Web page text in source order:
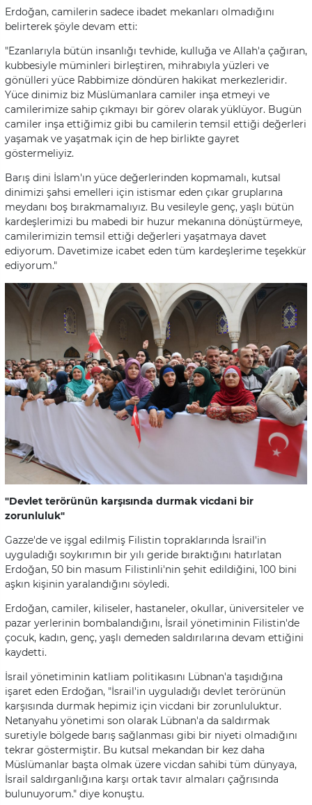
Erdoğan, camilerin sadece ibadet mekanları olmadığını
belirterek şöyle devam etti:
"Ezanlarıyla bütün insanlığı tevhide, kulluğa ve Allah'a çağıran,
kubbesiyle müminleri birleştiren, mihrabıyla yüzleri ve
gönülleri yüce Rabbimize döndüren hakikat merkezleridir.
Yüce dinimiz biz Müslümanlara camiler inşa etmeyi ve
camilerimize sahip çıkmayı bir görev olarak yüklüyor. Bugün
camiler inşa ettiğimiz gibi bu camilerin temsil ettiği değerleri
yaşamak ve yaşatmak için de hep birlikte gayret
göstermeliyiz.
Barış dini İslam'ın yüce değerlerinden kopmamalı, kutsal
dinimizi şahsi emelleri için istismar eden çıkar gruplarına
meydanı boş bırakmamalıyız. Bu vesileyle genç, yaşlı bütün
kardeşlerimizi bu mabedi bir huzur mekanına dönüştürmeye,
camilerimizin temsil ettiği değerleri yaşatmaya davet
ediyorum. Davetimize icabet eden tüm kardeşlerime teşekkür
ediyorum."
"Devlet terörünün karşısında durmak vicdani bir
zorunluluk"
Gazze'de ve işgal edilmiş Filistin topraklarında İsrail'in
uyguladığı soykırımın bir yılı geride bıraktığını hatırlatan
Erdoğan, 50 bin masum Filistinli'nin şehit edildiğini, 100 bini
aşkın kişinin yaralandığını söyledi.
Erdoğan, camiler, kiliseler, hastaneler, okullar, üniversiteler ve
pazar yerlerinin bombalandığını, İsrail yönetiminin Filistin'de
çocuk, kadın, genç, yaşlı demeden saldırılarına devam ettiğini
kaydetti.
İsrail yönetiminin katliam politikasını Lübnan'a taşıdığına
işaret eden Erdoğan, "İsrail'in uyguladığı devlet terörünün
karşısında durmak hepimiz için vicdani bir zorunluluktur.
Netanyahu yönetimi son olarak Lübnan'a da saldırmak
suretiyle bölgede barış sağlanması gibi bir niyeti olmadığını
tekrar göstermiştir. Bu kutsal mekandan bir kez daha
Müslümanlar başta olmak üzere vicdan sahibi tüm dünyaya,
İsrail saldırganlığına karşı ortak tavır almaları çağrısında
bulunuyorum." diye konuştu.